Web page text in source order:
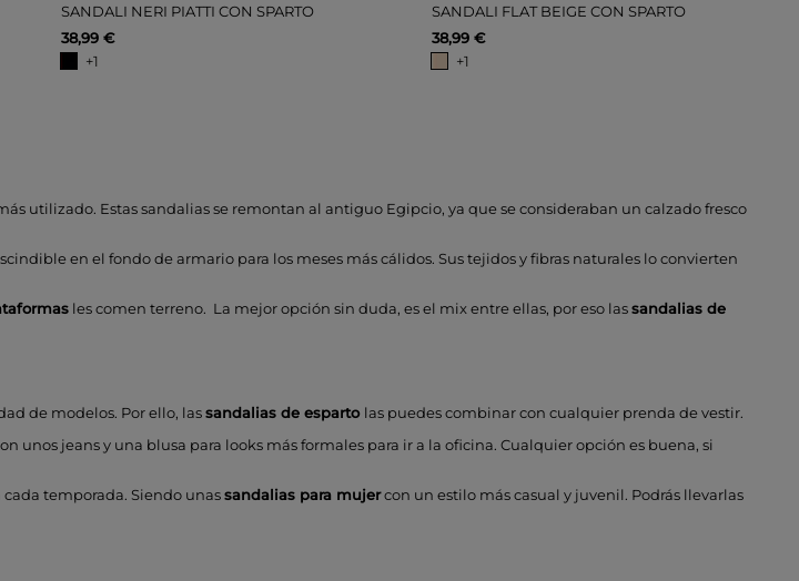
SANDALI NERI PIATTI CON SPARTO
38,99 €
+1
SANDALI FLAT BEIGE CON SPARTO
38,99 €
+1
utilizado. Estas sandalias se remontan al antiguo Egipcio, ya que se consideraban un calzado fresco
en el fondo de armario para los meses más cálidos. Sus tejidos y fibras naturales lo convierten
les comen terreno. La mejor opción sin duda, es el mix entre ellas, por eso lassandalias de
de modelos. Por ello, lassandalias de esparto las puedes combinar con cualquier prenda de vestir.
unos jeans y una blusa para looks más formales para ir a la oficina. Cualquier opción es buena, si
temporada. Siendo unassandalias para mujercon un estilo más casual y juvenil. Podrás llevarlas